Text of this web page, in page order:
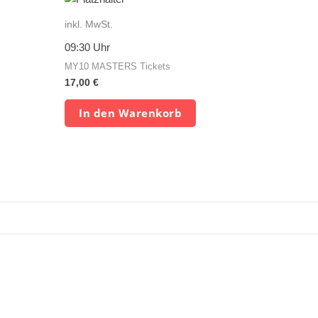
inkl. MwSt.
09:30 Uhr
MY10 MASTERS Tickets
17,00 €
In den Warenkorb